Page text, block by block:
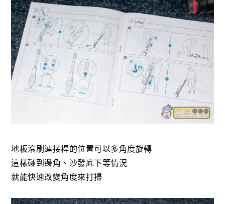
地板滾刷連接桿的位置可以多角度旋轉
這樣碰到邊角、沙發底下等情況
就能快速改變角度來打掃